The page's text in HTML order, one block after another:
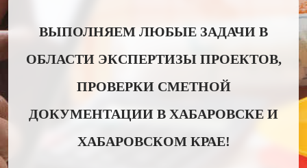
ВЫПОЛНЯЕМ ЛЮБЫЕ ЗАДАЧИ В
ОБЛАСТИ ЭКСПЕРТИЗЫ ПРОЕКТОВ,
ПРОВЕРКИ СМЕТНОЙ
ДОКУМЕНТАЦИИ В ХАБАРОВСКЕ И
ХАБАРОВСКОМ КРАЕ!